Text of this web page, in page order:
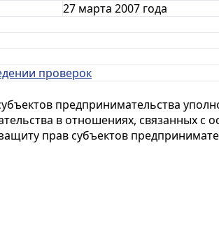
27 марта 2007 года
проверок
предпринимательства
в отношениях, связанных с
прав субъектов